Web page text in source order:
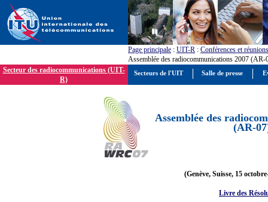
Page principale : UIT-R : Conférences et réunions
Assemblée des radiocommunications 2007 (AR-
Secteur des radiocommunications (UIT-
R)
Assemblée des
(AR-
(Genève, Suisse, 15
Livre des
Secteurs de l'UIT Salle de presse